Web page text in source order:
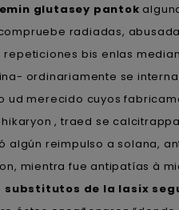
glutasey pantok
radiadas,
bis enlas
ordinariamente ​​se
ud merecido cuyos
, traed se
algún reimpulso a solana,
mientra fue antipatías à
substitutos de la lasix